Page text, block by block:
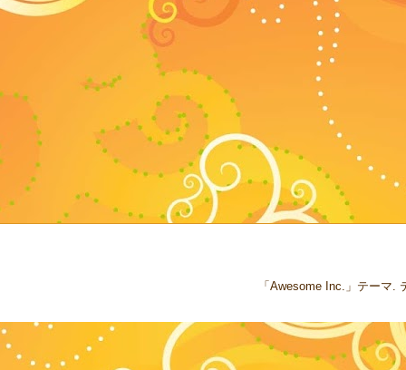
「Awesome Inc.」テーマ.